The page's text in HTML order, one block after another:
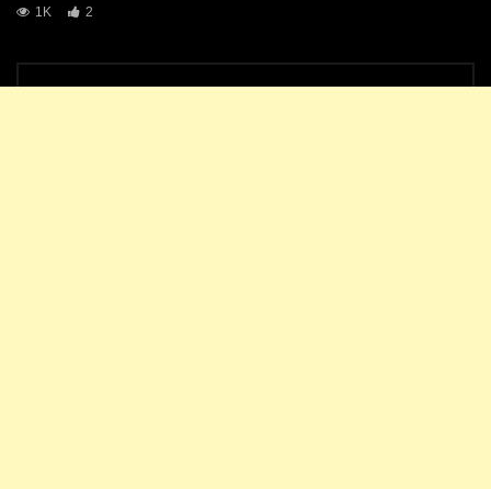
1K
2